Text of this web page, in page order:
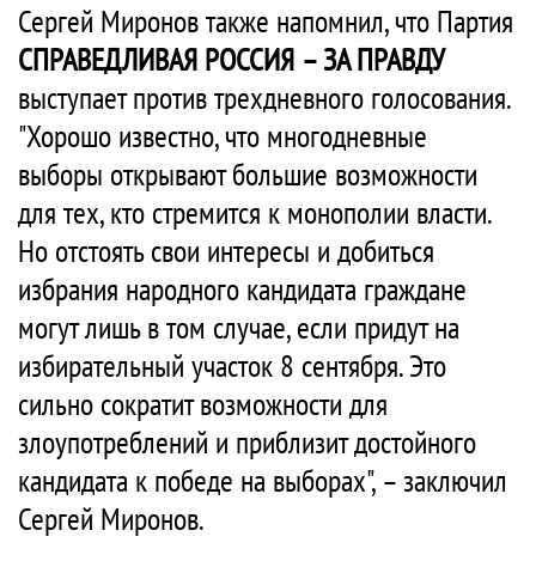
Сергей Миронов также напомнил, что Партия
СПРАВЕДЛИВАЯ РОССИЯ – ЗА ПРАВДУ
выступает против трехдневного голосования.
"Хорошо известно, что многодневные
выборы открывают большие возможности
для тех, кто стремится к монополии власти.
Но отстоять свои интересы и добиться
избрания народного кандидата граждане
могут лишь в том случае, если придут на
избирательный участок 8 сентября. Это
сильно сократит возможности для
злоупотреблений и приблизит достойного
кандидата к победе на выборах", – заключил
Сергей Миронов.